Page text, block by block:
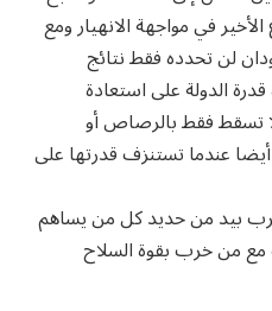
في مواجهة الانهيار ومع
لن تحدده فقط نتائج
الدولة على استعادة
تسقط فقط بالرصاص أو
أيضا عندما تستنزف قدرتها على
بيد من حديد كل من يساهم
من خرب بقوة السلاح